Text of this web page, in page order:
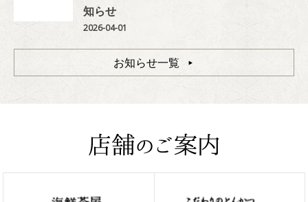
知らせ
2026-04-01
お知らせ一覧